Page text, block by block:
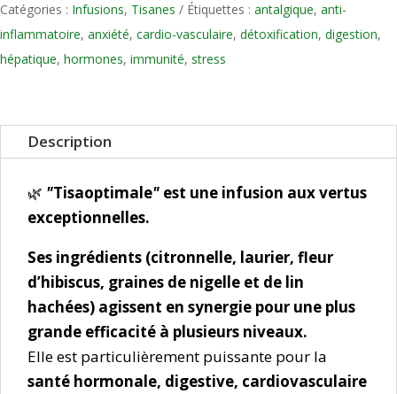
Catégories : Infusions, Tisanes Étiquettes : antalgique, anti-
inflammatoire, anxiété, cardio-vasculaire, détoxification, digestion,
hépatique, hormones, immunité, stress
Description
🌿 "Tisaoptimale" est une infusion aux vertus
exceptionnelles.
Ses ingrédients (citronnelle, laurier, fleur
d’hibiscus, graines de nigelle et de lin
hachées) agissent en synergie pour une plus
grande efficacité à plusieurs niveaux.
Elle est particulièrement puissante pour la
santé hormonale, digestive, cardiovasculaire